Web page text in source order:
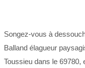
Songez-vous à
Balland élagueur
Toussieu dans le